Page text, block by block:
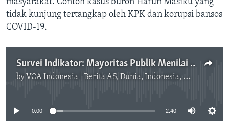
masyarakat. Contoh kasus buron Harun Masiku yang
tidak kunjung tertangkap oleh KPK dan korupsi bansos
COVID-19.
Survei Indikator: Mayoritas Publik Menilai Pemberantasan Korupsi Buruk
by VOA Indonesia | Berita AS, Dunia, Indonesia, Diaspora Indonesia di AS
No media source currently available
0:00 2:40